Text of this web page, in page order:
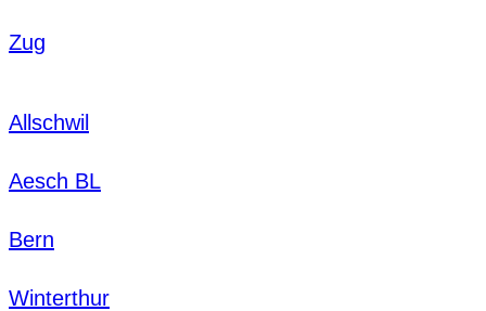
Zug
Allschwil
Aesch BL
Bern
Winterthur